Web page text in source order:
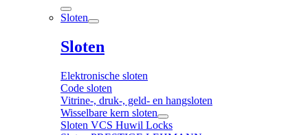
Sloten
Sloten
Elektronische sloten
Code sloten
Vitrine-, druk-, geld- en hangsloten
Wisselbare kern sloten
Sloten VCS Huwil Locks